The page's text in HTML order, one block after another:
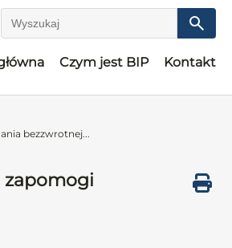
Wyszukaj
Czym jest BIP Kontakt
bezzwrotnej...
zapomogi